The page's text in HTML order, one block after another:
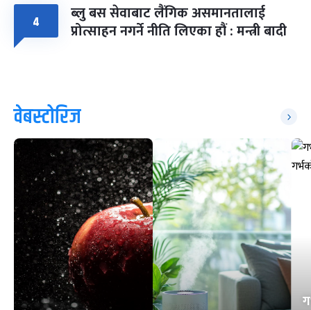
४ ब्लु बस सेवाबाट लैंगिक असमानतालाई
प्रोत्साहन नगर्ने नीति लिएका हौं : मन्त्री बादी
वेबस्टोरिज